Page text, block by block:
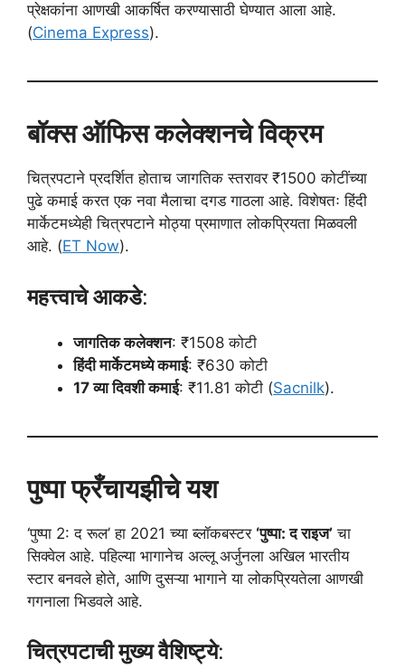
प्रेक्षकांना आणखी आकर्षित करण्यासाठी घेण्यात आला आहे.
(Cinema Express).
बॉक्स ऑफिस कलेक्शनचे विक्रम
चित्रपटाने प्रदर्शित होताच जागतिक स्तरावर ₹1500 कोटींच्या
पुढे कमाई करत एक नवा मैलाचा दगड गाठला आहे. विशेषतः हिंदी
मार्केटमध्येही चित्रपटाने मोठ्या प्रमाणात लोकप्रियता मिळवली
आहे. (ET Now).
महत्त्वाचे आकडे:
जागतिक कलेक्शन: ₹1508 कोटी
हिंदी मार्केटमध्ये कमाई: ₹630 कोटी
17 व्या दिवशी कमाई: ₹11.81 कोटी (Sacnilk).
पुष्पा फ्रँचायझीचे यश
‘पुष्पा 2: द रूल’ हा 2021 च्या ब्लॉकबस्टर ‘पुष्पा: द राइज’ चा
सिक्वेल आहे. पहिल्या भागानेच अल्लू अर्जुनला अखिल भारतीय
स्टार बनवले होते, आणि दुसऱ्या भागाने या लोकप्रियतेला आणखी
गगनाला भिडवले आहे.
चित्रपटाची मुख्य वैशिष्ट्ये: